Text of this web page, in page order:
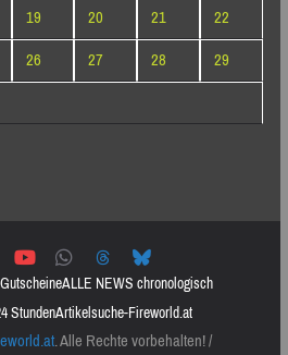
19 20 21
22
26 27 28
29
ALLE NEWS chronologisch
StundenArtikelsuche-Fireworld.at
. Alle Rechte vorbehalten! /